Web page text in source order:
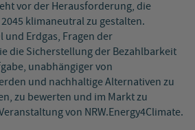
vor der Herausforderung, die
klimaneutral zu gestalten.
und Erdgas, Fragen der
die Sicherstellung der Bezahlbarkeit
unabhängiger von
und nachhaltige Alternativen zu
zu bewerten und im Markt zu
von NRW.Energy4Climate.